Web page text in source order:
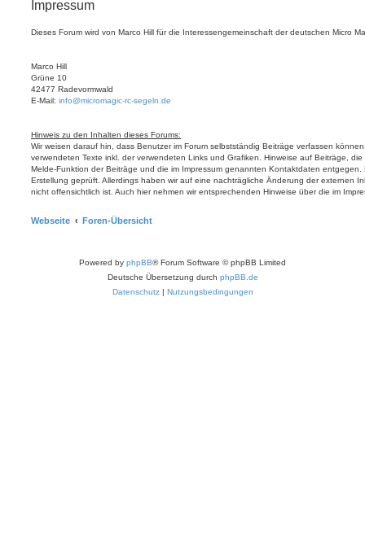
Impressum
Dieses Forum wird von Marco Hill für die Interessengemeinschaft der deutschen Micro
Marco Hill
Grüne 10
42477 Radevormwald
E-Mail: info@micromagic-rc-segeln.de
Hinweis zu den Inhalten dieses Forums:
Wir weisen darauf hin, dass Benutzer im Forum selbstständig Beiträge verfassen
verwendeten Texte inkl. der verwendeten Links und Grafiken. Hinweise auf Beiträge,
Melde-Funktion der Beiträge und die im Impressum genannten Kontaktdaten
Erstellung geprüft. Allerdings haben wir auf eine nachträgliche Änderung der externen
nicht offensichtlich ist. Auch hier nehmen wir entsprechenden Hinweise über die im
Webseite Foren-Übersicht
Powered by phpBB® Forum Software © phpBB Limited
Deutsche Übersetzung durch phpBB.de
Datenschutz| Nutzungsbedingungen